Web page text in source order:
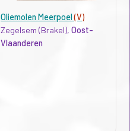
Oliemolen Meerpoel(V)
Zegelsem (Brakel),Oost-
Vlaanderen